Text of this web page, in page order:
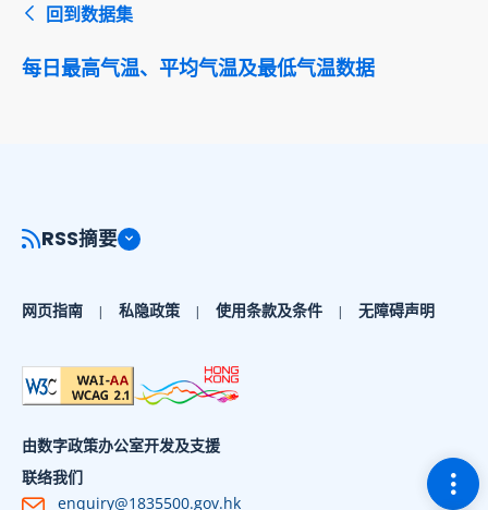
回到数据集
每日最高气温、平均气温及最低气温数据
切
RSS摘要
网页指南 私隐政策 使用条款及条件 无障碍声明
由数字政策办公室开发及支援
联络我们
enquiry@1835500.gov.hk